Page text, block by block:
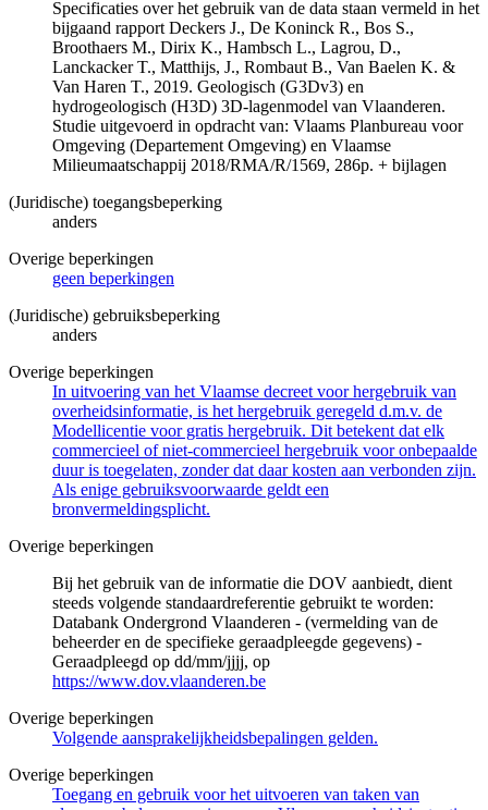
Specificaties over het gebruik van de data staan vermeld in het
bijgaand rapport Deckers J., De Koninck R., Bos S.,
Broothaers M., Dirix K., Hambsch L., Lagrou, D.,
Lanckacker T., Matthijs, J., Rombaut B., Van Baelen K. &
Van Haren T., 2019. Geologisch (G3Dv3) en
hydrogeologisch (H3D) 3D-lagenmodel van Vlaanderen.
Studie uitgevoerd in opdracht van: Vlaams Planbureau voor
Omgeving (Departement Omgeving) en Vlaamse
Milieumaatschappij 2018/RMA/R/1569, 286p. + bijlagen
(Juridische) toegangsbeperking
anders
Overige beperkingen
geen beperkingen
(Juridische) gebruiksbeperking
anders
Overige beperkingen
In uitvoering van het Vlaamse decreet voor hergebruik van
overheidsinformatie, is het hergebruik geregeld d.m.v. de
Modellicentie voor gratis hergebruik. Dit betekent dat elk
commercieel of niet-commercieel hergebruik voor onbepaalde
duur is toegelaten, zonder dat daar kosten aan verbonden zijn.
Als enige gebruiksvoorwaarde geldt een
bronvermeldingsplicht.
Overige beperkingen
Bij het gebruik van de informatie die DOV aanbiedt, dient
steeds volgende standaardreferentie gebruikt te worden:
Databank Ondergrond Vlaanderen - (vermelding van de
beheerder en de specifieke geraadpleegde gegevens) -
Geraadpleegd op dd/mm/jjjj, op
https://www.dov.vlaanderen.be
Overige beperkingen
Volgende aansprakelijkheidsbepalingen gelden.
Overige beperkingen
Toegang en gebruik voor het uitvoeren van taken van